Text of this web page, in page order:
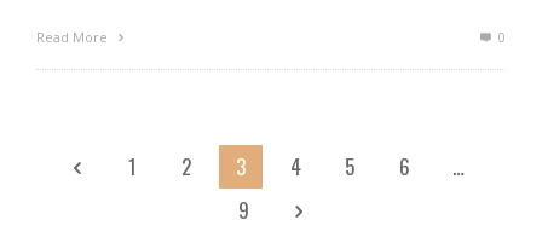
Read More 0
1 2 3 4 5 6
…
9